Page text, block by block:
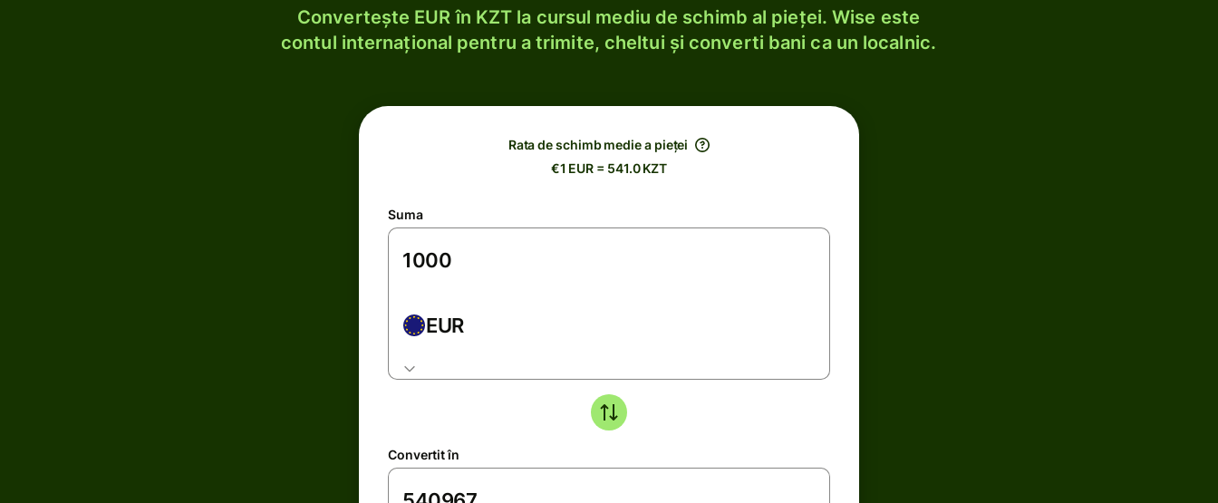
Convertește EUR în KZT la cursul mediu de schimb al pieței. Wise este
contul internațional pentru a trimite, cheltui și converti bani ca un localnic.
Rata de schimb medie a pieței
€1 EUR = 541.0 KZT
Suma
EUR
Convertit în